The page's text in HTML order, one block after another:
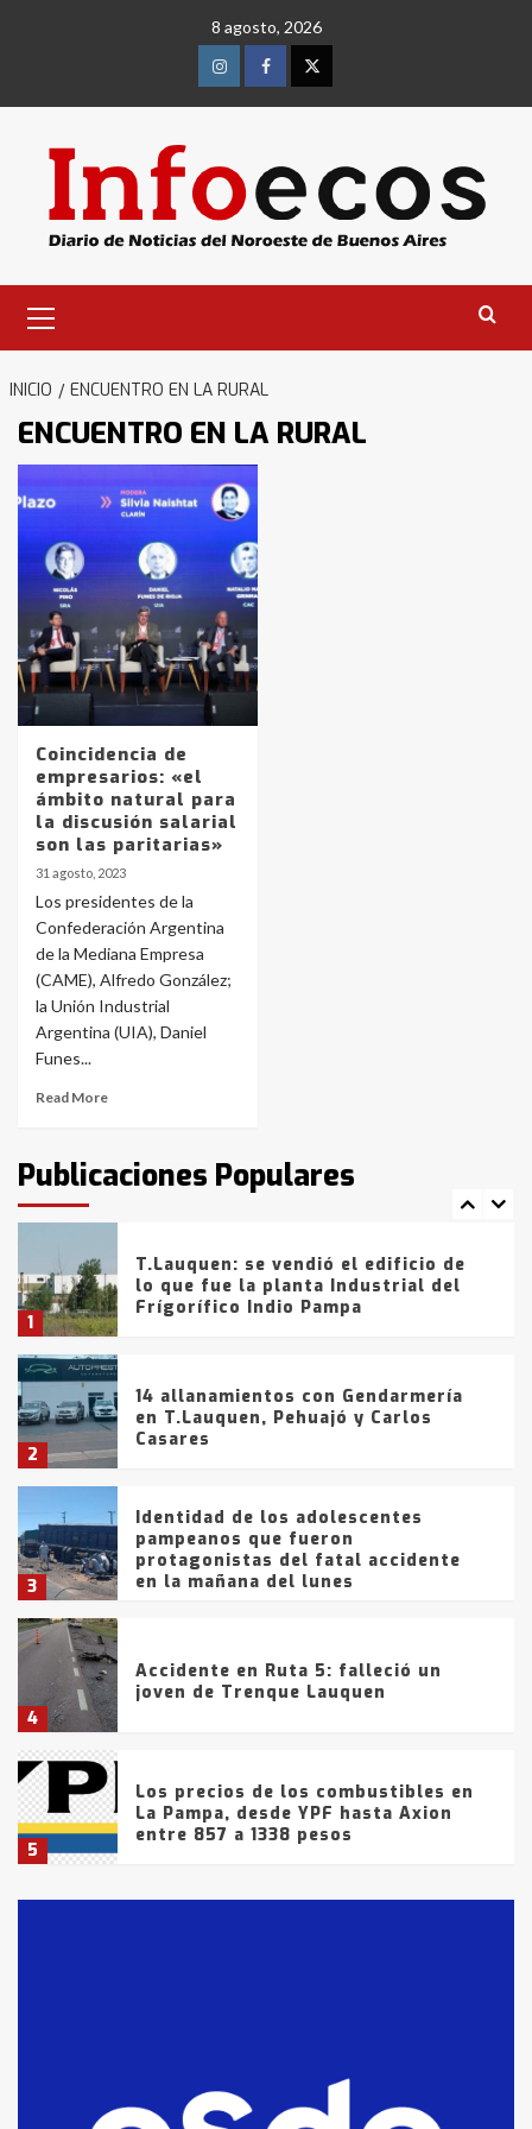
8 agosto, 2026
InstagramFacebookTwitter
primario
INICIO ENCUENTRO EN LA RURAL
ENCUENTRO EN LA RURAL
Coincidencia de
empresarios: «el
ámbito natural para
la discusión salarial
son las paritarias»
31 agosto, 2023
Los presidentes de la
Confederación Argentina
de la Mediana Empresa
(CAME), Alfredo González;
la Unión Industrial
Argentina (UIA), Daniel
Funes...
Read More
Publicaciones Populares
3
Identidad de los adolescentes
pampeanos que fueron
protagonistas del fatal accidente
en la mañana del lunes
4
Accidente en Ruta 5: falleció un
joven de Trenque Lauquen
5
entre 857 a 1338 pesos
6
La Bolsa de Cereales de Bahía
Blanca anticipa que Agosto vendrá
con lluvias y heladas, en gran parte
fueron detenidos por
comercialización de drogas en la
tarde del sábado
1
T.Lauquen: se vendió el edificio de
lo que fue la planta Industrial del
Frígorífico Indio Pampa
2
14 allanamientos con Gendarmería
en T.Lauquen, Pehuajó y Carlos
Casares
3
Identidad de los adolescentes
pampeanos que fueron
protagonistas del fatal accidente
en la mañana del lunes
4
Accidente en Ruta 5: falleció un
joven de Trenque Lauquen
5
Los precios de los combustibles en
La Pampa, desde YPF hasta Axion
entre 857 a 1338 pesos
fueron detenidos por
comercialización de drogas en la
tarde del sábado